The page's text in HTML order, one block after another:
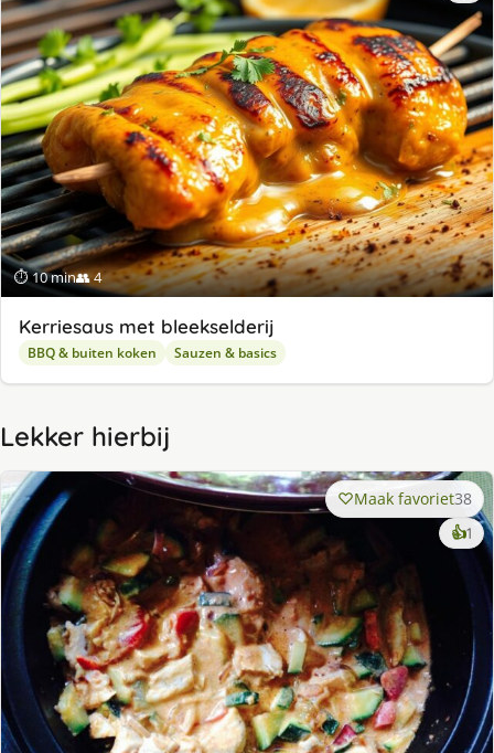
⏱ 10 min👥 4
Kerriesaus met bleekselderij
BBQ & buiten koken Sauzen & basics
Lekker hierbij
Maak favoriet38
👍1